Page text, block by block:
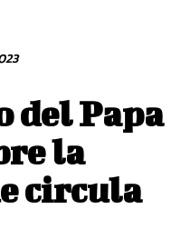
del Papa
la
circula